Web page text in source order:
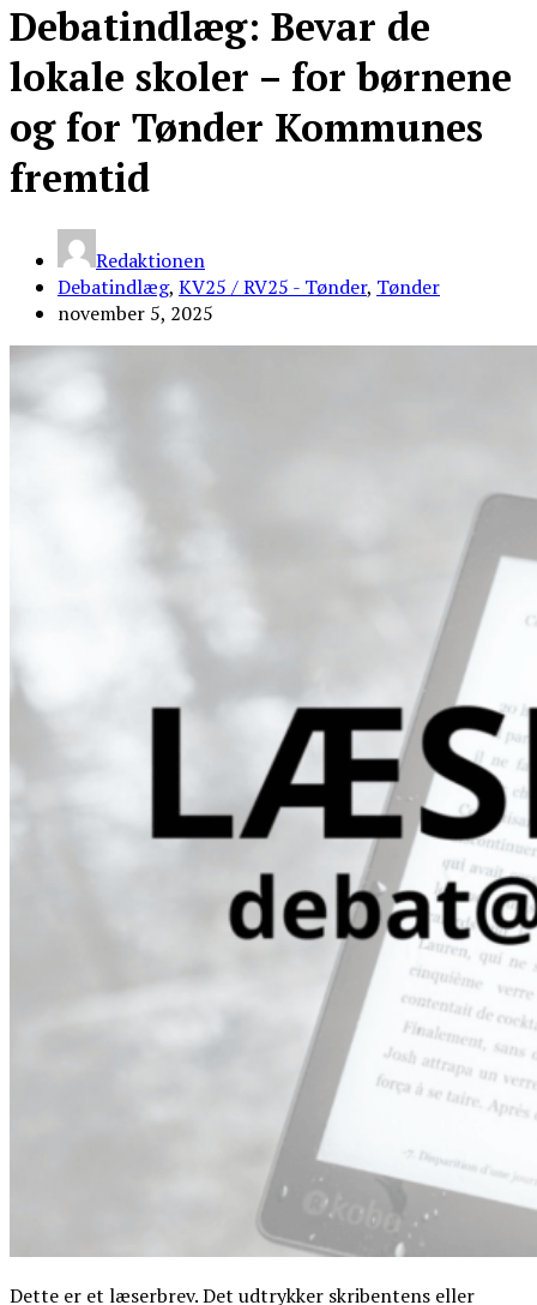
Debatindlæg: Bevar de
lokale skoler – for børnene
og for Tønder Kommunes
fremtid
Redaktionen
Debatindlæg, KV25 / RV25 - Tønder, Tønder
november 5, 2025
Dette er et læserbrev. Det udtrykker skribentens eller